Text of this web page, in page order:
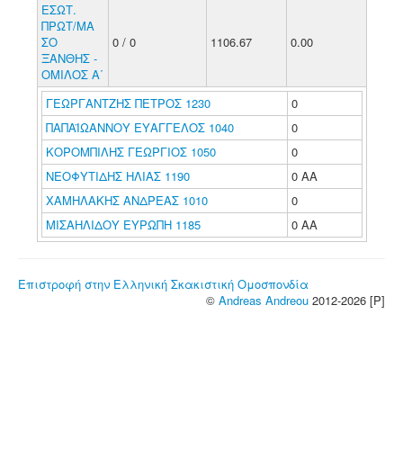
ΕΣΩΤ.
ΠΡΩΤ/ΜΑ
ΣΟ
ΞΑΝΘΗΣ -
ΟΜΙΛΟΣ Α΄
0 / 0 1106.67 0.00
ΓΕΩΡΓΑΝΤΖΗΣ ΠΕΤΡΟΣ 1230
0
ΠΑΠΑΪΩΑΝΝΟΥ ΕΥΑΓΓΕΛΟΣ 1040
0
ΚΟΡΟΜΠΙΛΗΣ ΓΕΩΡΓΙΟΣ 1050
0
ΝΕΟΦΥΤΙΔΗΣ ΗΛΙΑΣ 1190
0 ΑΑ
ΧΑΜΗΛΑΚΗΣ ΑΝΔΡΕΑΣ 1010
0
ΜΙΣΑΗΛΙΔΟΥ ΕΥΡΩΠΗ 1185
0 ΑΑ
Επιστροφή στην Ελληνική Σκακιστική Ομοσπονδία
© Andreas Andreou 2012-2026 [P]